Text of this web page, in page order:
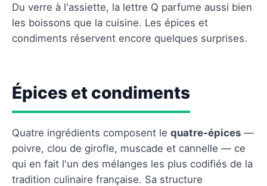
Du verre à l'assiette, la lettre Q parfume aussi bien
les boissons que la cuisine. Les épices et
condiments réservent encore quelques surprises.
Épices et condiments
Quatre ingrédients composent le quatre-épices —
poivre, clou de girofle, muscade et cannelle — ce
qui en fait l'un des mélanges les plus codifiés de la
tradition culinaire française. Sa structure